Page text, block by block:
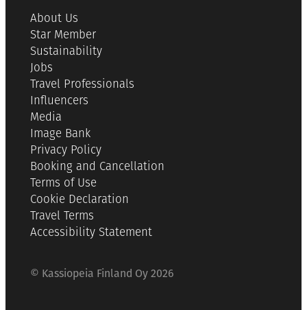
About Us
Star Member
Sustainability
Jobs
Travel Professionals
Influencers
Media
Image Bank
Privacy Policy
Booking and Cancellation
Terms of Use
Cookie Declaration
Travel Terms
Accessibility Statement
© Kassiopeia Finland Oy 2026